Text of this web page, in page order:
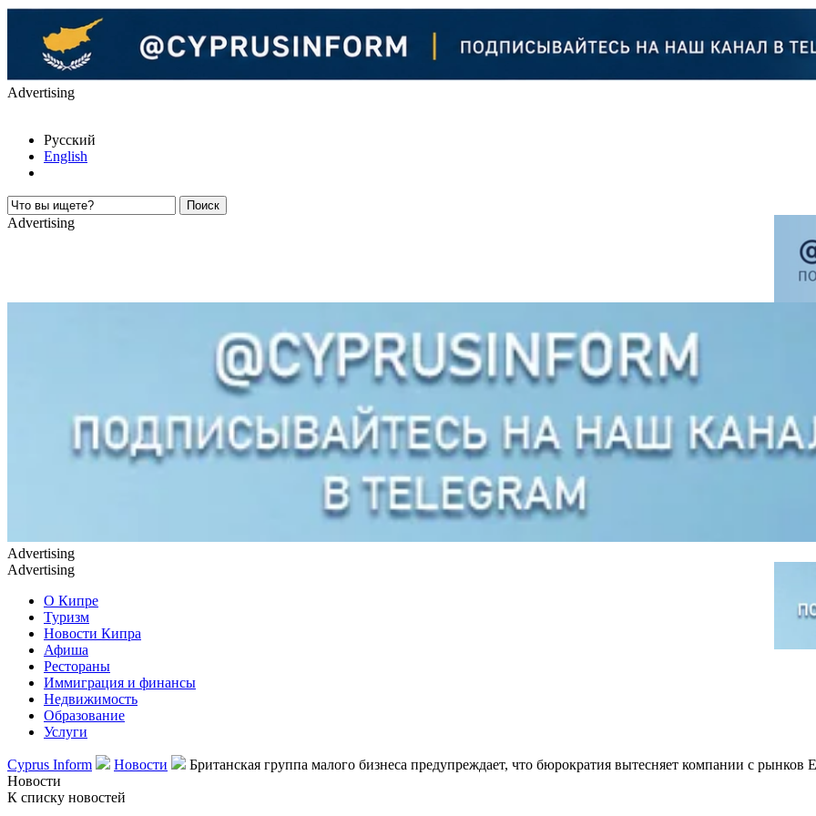
Advertising
Русский
English
Advertising
Advertising
Advertising
О Кипре
Туризм
Новости Кипра
Афиша
Рестораны
Иммиграция и финансы
Недвижимость
Образование
Услуги
Cyprus Inform Новости
Британская группа малого бизнеса предупреждает, что бюрократия вытесняет компании с рынков
Новости
К списку новостей